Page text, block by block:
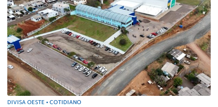
DIVISA OESTE • COTIDIANO